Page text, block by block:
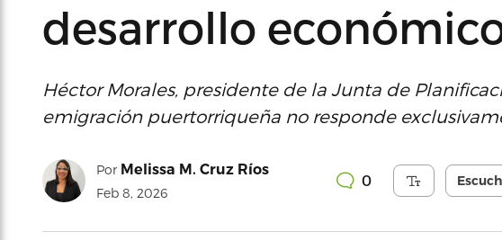
desarrollo
Héctor Morales, presidente de la Junta de
emigración puertorriqueña no responde
Por Melissa M. Cruz Ríos
Feb 8, 2026
0